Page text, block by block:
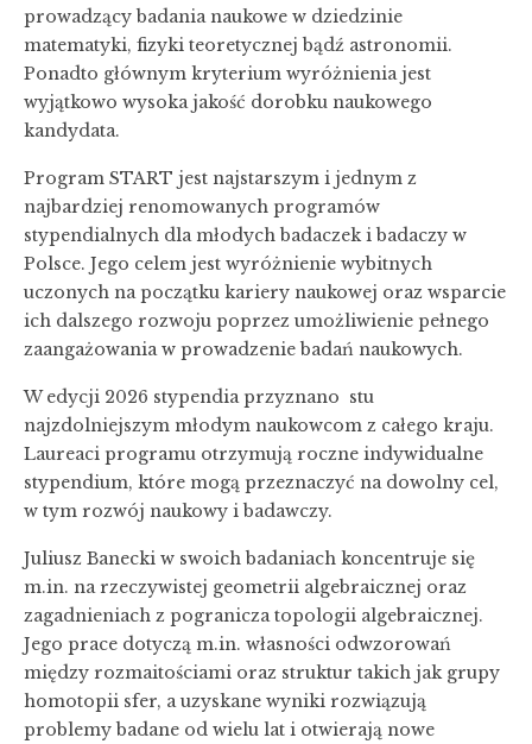
prowadzący badania naukowe w dziedzinie
matematyki, fizyki teoretycznej bądź astronomii.
Ponadto głównym kryterium wyróżnienia jest
wyjątkowo wysoka jakość dorobku naukowego
kandydata.
Program START jest najstarszym i jednym z
najbardziej renomowanych programów
stypendialnych dla młodych badaczek i badaczy w
Polsce. Jego celem jest wyróżnienie wybitnych
uczonych na początku kariery naukowej oraz wsparcie
ich dalszego rozwoju poprzez umożliwienie pełnego
zaangażowania w prowadzenie badań naukowych.
W edycji 2026 stypendia przyznano stu
najzdolniejszym młodym naukowcom z całego kraju.
Laureaci programu otrzymują roczne indywidualne
stypendium, które mogą przeznaczyć na dowolny cel,
w tym rozwój naukowy i badawczy.
Juliusz Banecki w swoich badaniach koncentruje się
m.in. na rzeczywistej geometrii algebraicznej oraz
zagadnieniach z pogranicza topologii algebraicznej.
Jego prace dotyczą m.in. własności odwzorowań
między rozmaitościami oraz struktur takich jak grupy
homotopii sfer, a uzyskane wyniki rozwiązują
problemy badane od wielu lat i otwierają nowe